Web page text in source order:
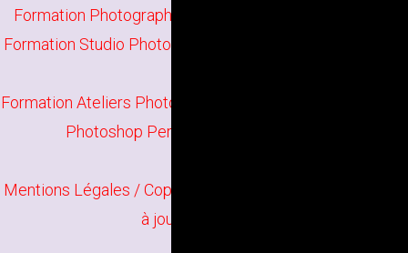
Formation Photographie Perfectionnement à Vannes
Formation Studio Photo à Lorient
Formation Ateliers Photographiques à Lorient
Photoshop Perfectionnement à Vannes
Mentions Légales / Copyright
à jour en juin 2026